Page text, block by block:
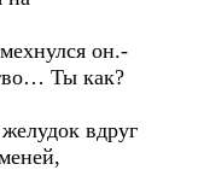
он.-
Ты как?
вдруг